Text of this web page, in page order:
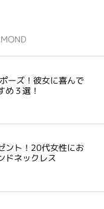
ーズ！彼女に喜んで
め３選！
ト！20代女性にお
ドネックレス